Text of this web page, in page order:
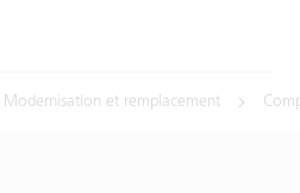
Modernisation et remplacement